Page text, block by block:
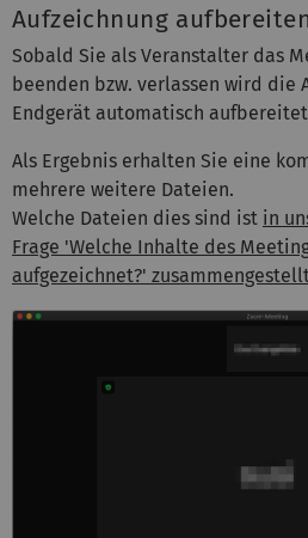
Aufzeichnung
Sobald Sie als Veranstalter das
beenden bzw. verlassen wird die
Endgerät automatisch aufbereitet
Als Ergebnis erhalten Sie eine
mehrere weitere Dateien.
Welche Dateien dies sind ist in
Frage 'Welche Inhalte des
aufgezeichnet?'